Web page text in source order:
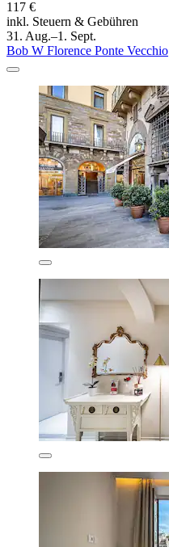
117 €
inkl. Steuern & Gebühren
31. Aug.–1. Sept.
Bob W Florence Ponte Vecchio